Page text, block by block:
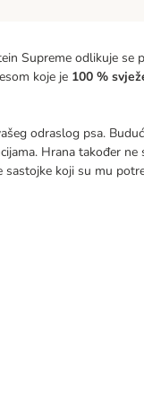
Supreme odlikuje se
koje je 100 %
odraslog psa.
Hrana također ne
sastojke koji su mu